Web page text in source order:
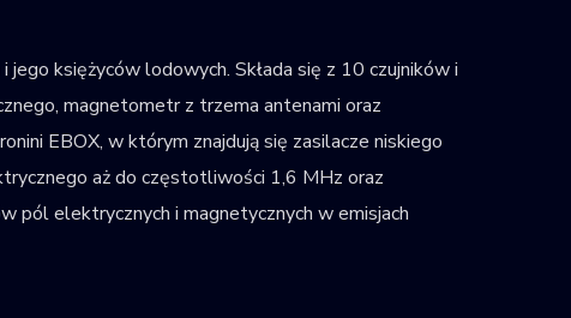
księżyców lodowych. Składa się z 10 czujników i
magnetometr z trzema antenami oraz
EBOX, w którym znajdują się zasilacze niskiego
aż do częstotliwości 1,6 MHz oraz
pól elektrycznych i magnetycznych w emisjach